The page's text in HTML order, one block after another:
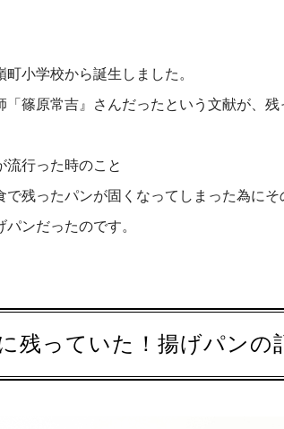
小学校から誕生しました。
篠原常吉』さんだったという文献が、残
流行った時のこと
残ったパンが固くなってしまった為にそ
ンだったのです。
残っていた！揚げパンの